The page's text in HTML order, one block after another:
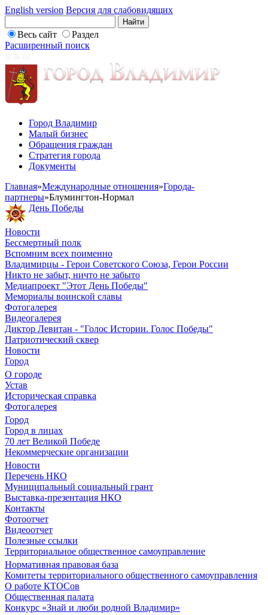
English version Версия для слабовидящих
Весь сайт
Раздел
Расширенный поиск
Город Владимир
Малый бизнес
Обращения граждан
Стратегия города
Документы
Главная»Международные отношения»Города-
партнеры»Блумингтон-Нормал
День Победы
Новости
Бессмертный полк
Вспомним всех поименно
Владимирцы - Герои Советского Союза, Герои России
Никто не забыт, ничто не забыто
Медиапроект "Этот День Победы"
Мемориалы воинской славы
Фотогалерея
Видеогалерея
Диктор Левитан - "Голос Истории. Голос Победы"
Патриотический сквер
Новости
Город
О городе
Устав
Историческая справка
Фотогалерея
Город
Город в лицах
70 лет Великой Победе
Некоммерческие организации
Новости
Перечень НКО
Муниципальный социальный грант
Выставка-презентация НКО
Контакты
Фотоотчет
Видеоотчет
Полезные ссылки
Территориальное общественное самоуправление
Нормативная правовая база
Комитеты территориального общественного самоуправления
О работе КТОСов
Общественная палата
Конкурс «Знай и люби родной Владимир»